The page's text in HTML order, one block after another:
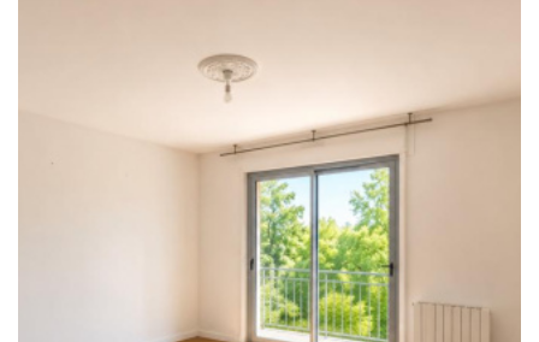
25KM
RECHERCHER
+ de critères